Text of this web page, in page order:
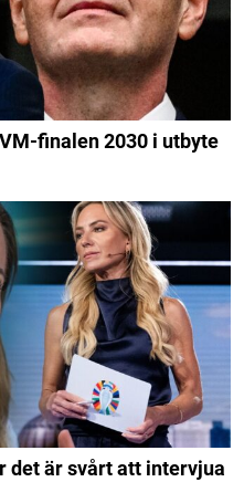
finalen 2030 i utbyte
det är svårt att intervjua